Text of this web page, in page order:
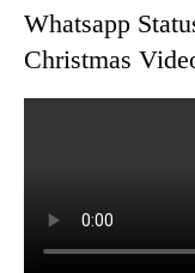
Whatsapp
Christmas